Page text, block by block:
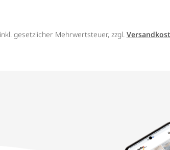
gesetzlicher Mehrwertsteuer, zzgl.